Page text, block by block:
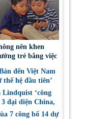
Miss Cosmo 2026
nên khen
trẻ bằng việc
đến Việt Nam
hệ đầu tiên’
Lindquist ‘công
đại diện China,
7 công bố 14 dự